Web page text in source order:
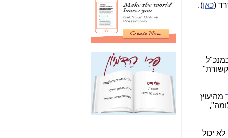
(כאן).
מהיעוץ
יכול
מה מקור ה-Fake
News שהביא לתפירת
תיק לביבי והעלמת
החשודים הנכונים -כאן
אחת הרגליים של "תיק
4000 התפור"
התמוטטה היום
בניצחון (כפול) של בזק
-
כאן
איך כתבות מפנקות